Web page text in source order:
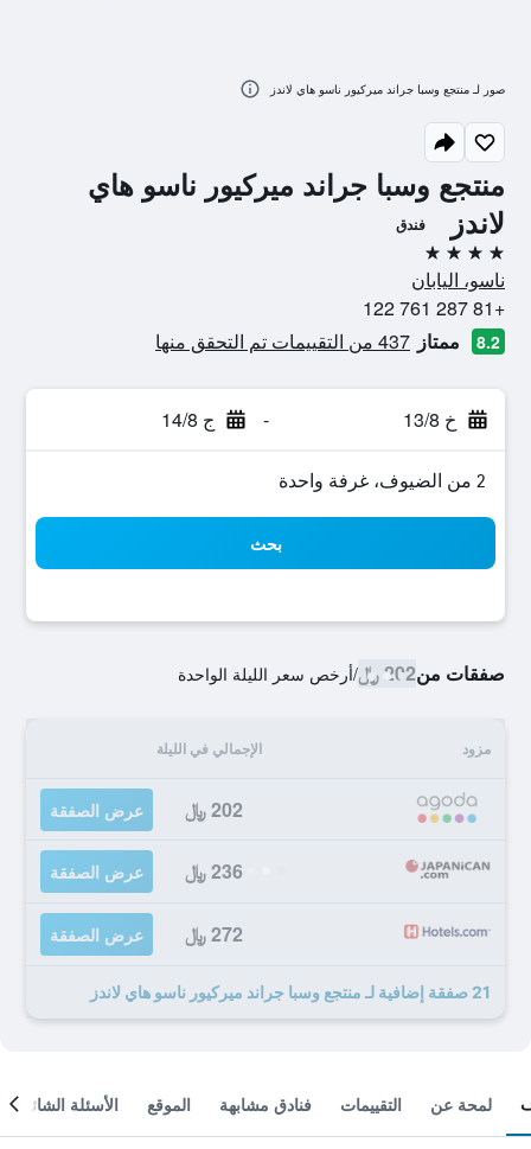
منتجع وسبا جراند ميركيور ناسو هاي
لاندز
فندق
4 نجوم
ناسو، اليابان
+81 287 761 122
8.2 ممتاز 437 من التقييمات تم التحقق منها
خ 13/8 - ج 14/8
2 من الضيوف، غرفة واحدة
بحث
صفقات من202 ﷼ /أرخص سعر الليلة الواحدة
مزود الإجمالي في الليلة
202 ﷼ عرض الصفقة
236 ﷼ عرض الصفقة
272 ﷼ عرض الصفقة
21 صفقة إضافية لـ منتجع وسبا جراند ميركيور ناسو هاي لاندز
صور لـ منتجع وسبا جراند ميركيور ناسو هاي لاندز
لمحة عن التقييمات فنادق مشابهة الموقع الأسئلة الشائعة